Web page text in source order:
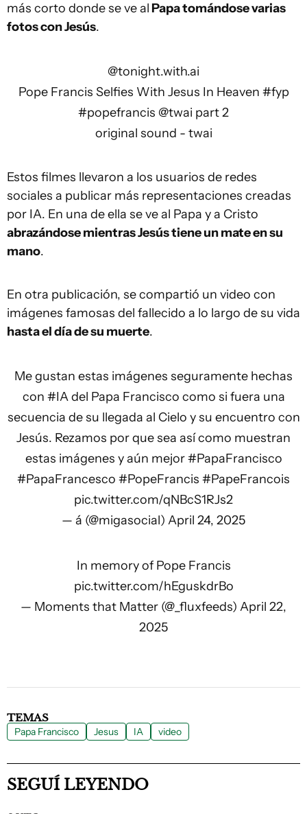
más corto donde se ve al Papa tomándose varias
fotos con Jesús.
@tonight.with.ai
Pope Francis Selfies With Jesus In Heaven #fyp
#popefrancis @twai part 2
original sound - twai
Estos filmes llevaron a los usuarios de redes
sociales a publicar más representaciones creadas
por IA. En una de ella se ve al Papa y a Cristo
abrazándose mientras Jesús tiene un mate en su
mano.
En otra publicación, se compartió un video con
imágenes famosas del fallecido a lo largo de su vida
hasta el día de su muerte.
Me gustan estas imágenes seguramente hechas
con #IAdel Papa Francisco como si fuera una
secuencia de su llegada al Cielo y su encuentro con
Jesús. Rezamos por que sea así como muestran
estas imágenes y aún mejor#PapaFrancisco
#PapaFrancesco #PopeFrancis #PapeFrancois
pic.twitter.com/qNBcS1RJs2
— á (@migasocial) April 24, 2025
In memory of Pope Francis
pic.twitter.com/hEguskdrBo
— Moments that Matter (@_fluxfeeds) April 22,
2025
TEMAS
Papa Francisco Jesus IA video
SEGUÍ LEYENDO